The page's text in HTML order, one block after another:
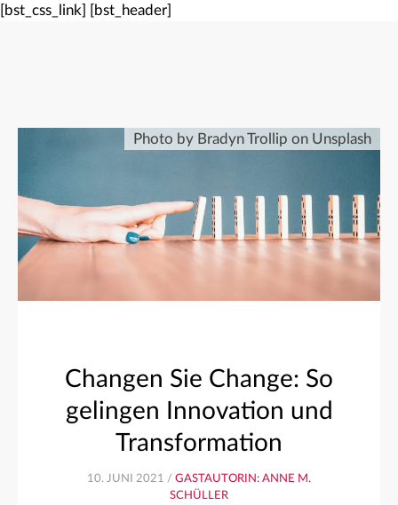
[bst_css_link] [bst_header]
Photo by Bradyn Trollip on Unsplash
Changen Sie Change: So
gelingen Innovation und
Transformation
10. JUNI 2021 / GASTAUTORIN: ANNE M.
SCHÜLLER